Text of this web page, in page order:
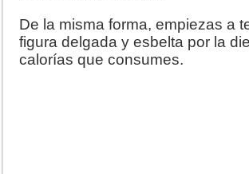
De la misma forma, empiezas a
figura delgada y esbelta por la
calorías que consumes.